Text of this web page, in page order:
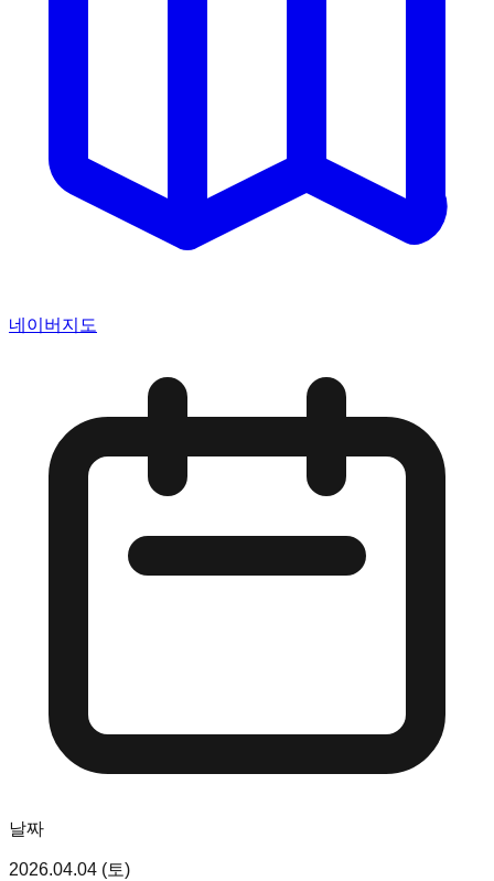
네이버지도
날짜
2026.04.04 (토)